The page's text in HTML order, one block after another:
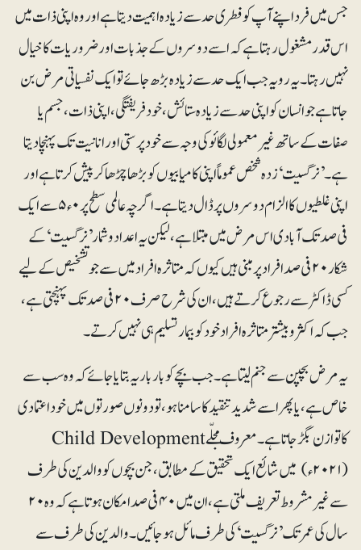
جس میں فرد اپنے آپ کو فطری حد سے زیادہ اہمیت دیتا ہے اور وہ اپنی ذات میں
اس قدر مشغول رہتا ہے کہ اسے دوسروں کے جذبات اور ضروریات کا خیال
نہیں رہتا۔ یہ رویہ جب ایک حد سے زیادہ بڑھ جائے تو ایک نفسیاتی مرض بن
جاتا ہے جو انسان کو اپنی حد سے زیادہ ستائش، خود فریفتگی، اپنی ذات، جسم یا
صفات کے ساتھ غیرمعمولی لگائو کی وجہ سے خودپرستی اور انانیت تک پہنچا دیتا
ہے۔ ’نرگسیت‘ زدہ شخص عموماً اپنی کامیابیوں کو بڑھا چڑھا کر پیش کرتا ہے اور
اپنی غلطیوں کا الزام دوسروں پر ڈال دیتا ہے۔ اگرچہ عالمی سطح پر ۰ء۵ سے ایک
فی صد تک آبادی اس مرض میں مبتلا ہے، لیکن یہ اعدادوشمار ’نرگسیت‘ کے
شکار ۲۰ فی صد افراد پر مبنی ہیں کیوں کہ متاثرہ افراد میں سے جو تشخیص کے لیے
کسی ڈاکٹر سے رجوع کرتے ہیں، ان کی شرح صرف ۲۰ فی صد تک پہنچتی ہے،
جب کہ اکثروبیشتر متاثرہ افراد خود کو بیمار تسلیم ہی نہیں کرتے۔
یہ مرض بچپن سے جنم لیتا ہے۔ جب بچے کو بار بار یہ بتایا جائے کہ وہ سب سے
خاص ہے، یا پھر اسے شدید تنقید کا سامنا ہو، تو دونوں صورتوں میں خود اعتمادی
کا توازن بگڑ جاتا ہے۔ معروف مجلّے Child Development
(۲۰۲۱ء) میں شائع ایک تحقیق کے مطابق، جن بچوں کو والدین کی طرف
سے غیر مشروط تعریف ملتی ہے، ان میں ۴۰ فی صد امکان ہوتا ہے کہ وہ ۲۰
سال کی عمر تک ’نرگسیت‘ کی طرف مائل ہو جائیں۔ والدین کی طرف سے